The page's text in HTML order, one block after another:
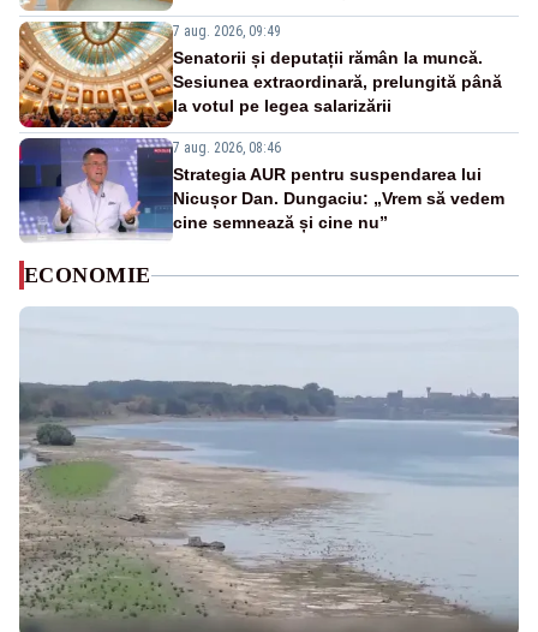
7 aug. 2026, 09:49
Senatorii și deputații rămân la muncă.
Sesiunea extraordinară, prelungită până
la votul pe legea salarizării
7 aug. 2026, 08:46
Strategia AUR pentru suspendarea lui
Nicușor Dan. Dungaciu: „Vrem să vedem
cine semnează și cine nu”
ECONOMIE